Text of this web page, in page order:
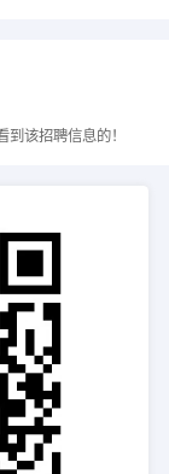
到该招聘信息的！